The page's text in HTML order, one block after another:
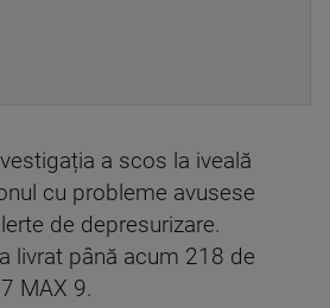
a scos la iveală
cu probleme avusese
de depresurizare.
livrat până acum 218 de
MAX 9.